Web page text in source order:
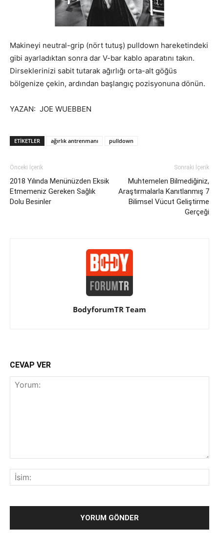
Makineyi neutral-grip (nört tutuş) pulldown hareketindeki
gibi ayarladıktan sonra dar V-bar kablo aparatını takın.
Dirseklerinizi sabit tutarak ağırlığı orta-alt göğüs
bölgenize çekin, ardından başlangıç pozisyonuna dönün.
YAZAN: JOE WUEBBEN
ETIKETLER ağırlık antrenmanı pulldown
Önceki İçerik
2018 Yılında Menünüzden Eksik
Etmemeniz Gereken Sağlık
Dolu Besinler
Sonraki İçerik
Muhtemelen Bilmediğiniz,
Araştırmalarla Kanıtlanmış 7
Bilimsel Vücut Geliştirme
Gerçeği
BodyforumTR Team
CEVAP VER